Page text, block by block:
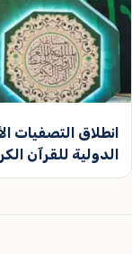
انطلاق التصفيات
الدولية للقرآن